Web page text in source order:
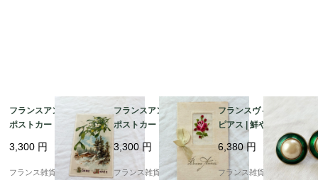
フランスアンティーク
ポストカード | ヤドリ
ギと雪景色 幸運の象徴
| 1900年代初頭（J00
3）
3,300 円
フランス雑貨chouchou
フランスアンティーク
ポストカード |ピンクの
薔薇 手刺繍とリボン | 1
900年前後
3,300円
フランス雑貨chouchou
フランスヴィンテージ
ピアス | 鮮やかなエナ
メルグリーン ×大粒フ
ェイクパール | 1970-80
年頃
6,380円
フランス雑貨chouchou